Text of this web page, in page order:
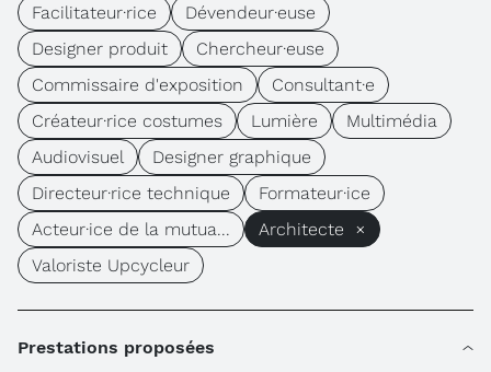
Facilitateur·rice
Dévendeur·euse
Designer produit
Chercheur·euse
Commissaire d'exposition
Consultant·e
Créateur·rice costumes
Lumière
Multimédia
Audiovisuel
Designer graphique
Directeur·rice technique
Formateur·ice
Acteur·ice de la mutua...
Architecte ×
Valoriste Upcycleur
Prestations proposées